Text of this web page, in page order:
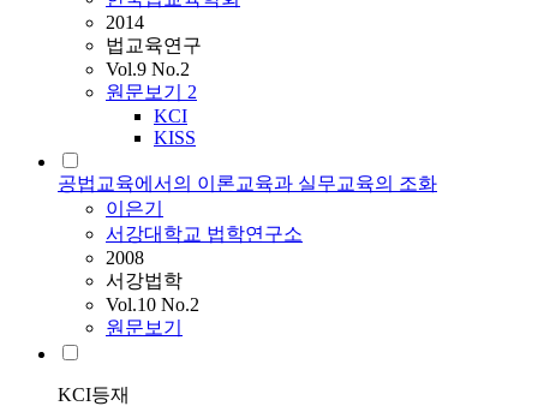
2014
법교육연구
Vol.9 No.2
원문보기 2
KCI
KISS
공법교육에서의 이론교육과 실무교육의 조화
이은기
서강대학교 법학연구소
2008
서강법학
Vol.10 No.2
원문보기
KCI등재